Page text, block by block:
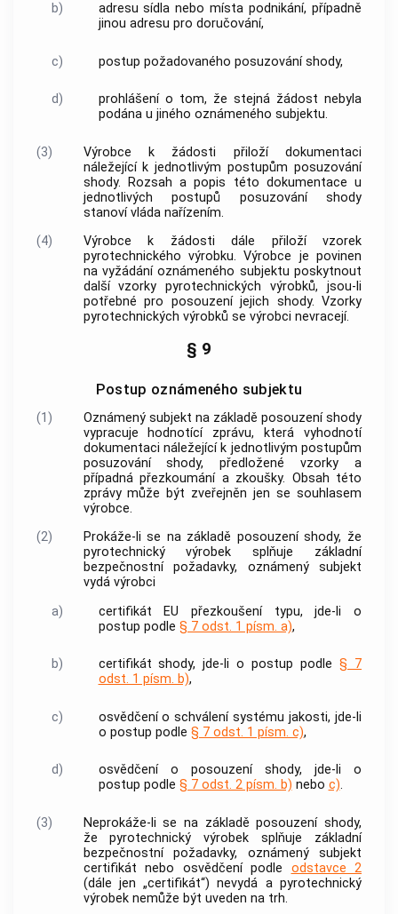
b)
adresu sídla nebo místa podnikání, případně
jinou adresu pro doručování,
c) postup požadovaného posuzování shody,
d)
prohlášení o tom, že stejná žádost nebyla
podána u jiného oznámeného subjektu.
(3) Výrobce k žádosti přiloží dokumentaci
náležející k jednotlivým postupům posuzování
shody. Rozsah a popis této dokumentace u
jednotlivých postupů posuzování shody
stanoví vláda nařízením.
(4)
Výrobce k žádosti dále přiloží vzorek
pyrotechnického výrobku.Výrobce je povinen
na vyžádáníoznámeného subjektu poskytnout
další vzorkypyrotechnických výrobků, jsou-li
potřebné pro posouzení jejich shody. Vzorky
pyrotechnických výrobků se výrobci nevracejí.
§ 9
Postup oznámeného subjektu
(1) Oznámený subjekt na základě posouzení shody
vypracuje hodnotící zprávu, která vyhodnotí
dokumentaci náležející k jednotlivým postupům
posuzování shody, předložené vzorky a
případná přezkoumání a zkoušky. Obsah této
zprávy může být zveřejněn jen se souhlasem
výrobce.
(2)
Prokáže-li se na základě posouzení shody, že
pyrotechnický výrobek splňuje základní
bezpečnostní požadavky, oznámený subjekt
vydá výrobci
a)
certifikát EU přezkoušení typu, jde-li o
postup podle § 7 odst. 1 písm. a),
b) certifikát shody, jde-li o postup podle§ 7
odst. 1 písm. b),
c)
osvědčení o schválení systému jakosti, jde-li
o postup podle § 7 odst. 1 písm. c),
d) osvědčení o posouzení shody, jde-li o
postup podle § 7 odst. 2 písm. b) nebo c).
(3) Neprokáže-li se na základěposouzení shody,
žepyrotechnický výrobek splňuje základní
bezpečnostní požadavky, oznámený subjekt
certifikát nebo osvědčení podle odstavce 2
(dále jen „certifikát“) nevydá apyrotechnický
výrobeknemůže být uveden na trh.